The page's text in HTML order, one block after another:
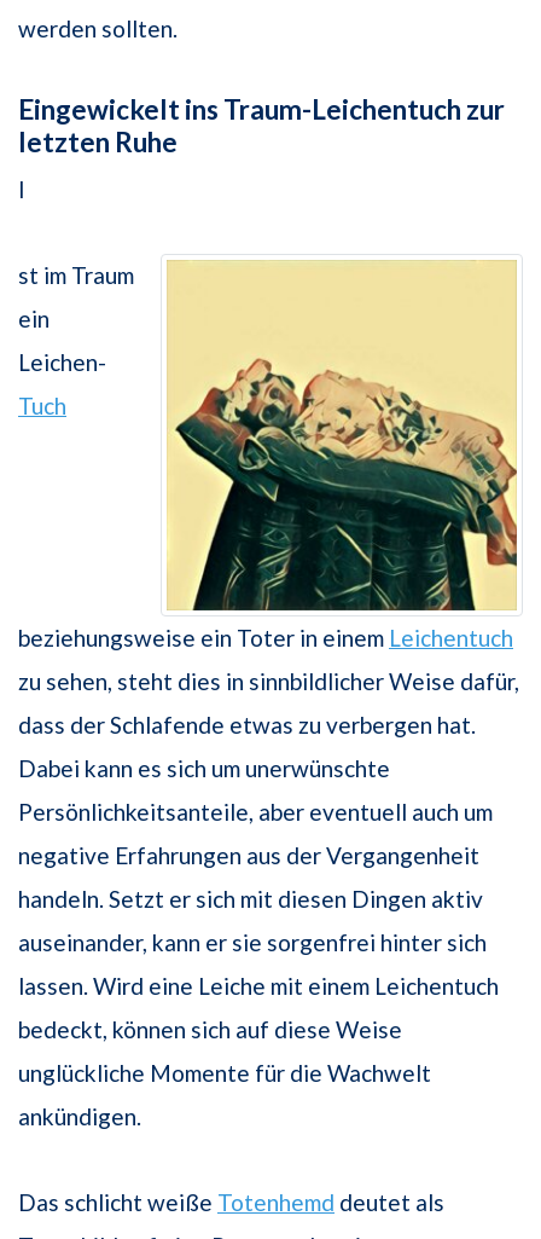
werden sollten.
Eingewickelt ins Traum-Leichentuch zur
letzten Ruhe
I
st im Traum
ein
Leichen-
Tuch
beziehungsweise ein Toter in einem Leichentuch
zu sehen, steht dies in sinnbildlicher Weise dafür,
dass der Schlafende etwas zu verbergen hat.
Dabei kann es sich um unerwünschte
Persönlichkeitsanteile, aber eventuell auch um
negative Erfahrungen aus der Vergangenheit
handeln. Setzt er sich mit diesen Dingen aktiv
auseinander, kann er sie sorgenfrei hinter sich
lassen. Wird eine Leiche mit einem Leichentuch
bedeckt, können sich auf diese Weise
unglückliche Momente für die Wachwelt
ankündigen.
Das schlicht weiße Totenhemd deutet als